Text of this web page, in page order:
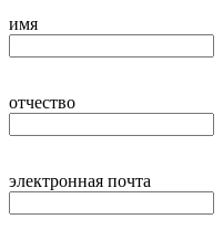
имя
отчество
электронная почта